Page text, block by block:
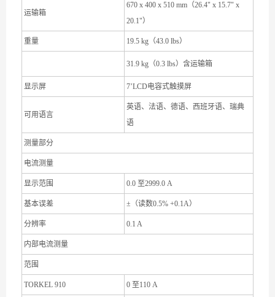
运输箱
670 x 400 x 510 mm（26.4" x 15.7" x
20.1"）
重量 19.5 kg（43.0 lbs）
31.9 kg（0.3 lbs）含运输箱
显示屏 7’LCD电容式触摸屏
可用语言
英语、法语、德语、西班牙语、瑞典
语
测量部分
电流测量
显示范围 0.0 至2999.0 A
基本误差 ±（读数0.5% +0.1A）
分辨率 0.1 A
内部电流测量
范围
TORKEL 910 0 至110 A